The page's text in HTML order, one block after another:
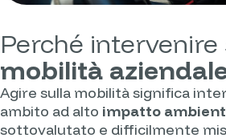
Perché intervenire
mobilità
Agire sulla mobilità significa
ambito ad alto impatto
sottovalutato e difficilmente